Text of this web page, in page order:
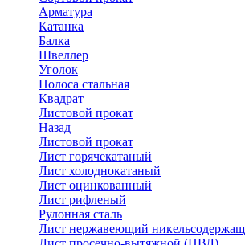
Арматура
Катанка
Балка
Швеллер
Уголок
Полоса стальная
Квадрат
Листовой прокат
Назад
Листовой прокат
Лист горячекатаный
Лист холоднокатаный
Лист оцинкованный
Лист рифленый
Рулонная сталь
Лист нержавеющий